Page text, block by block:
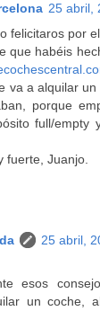
25 abril,
felicitaros por
que habéis
va a alquilar
porque
full/
fuerte, Juanjo.
25 abril,
esos
un coche,